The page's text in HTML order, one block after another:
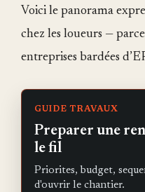
Voici le panorama
chez les loueurs — parce
entreprises bardées
GUIDE TRAVAUX
Preparer une
le fil
Priorites, budget,
d'ouvrir le chantier.